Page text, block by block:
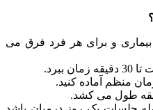
بیماری و برای هر فرد فرق می
ببرد.